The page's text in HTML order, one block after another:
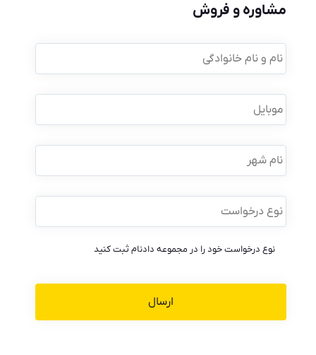
مشاوره و فروش
نام
و
نام
موبایل *
نام
شهر
نوع
درخواست *
نوع درخواست خود را در مجموعه دادنام ثبت کنید